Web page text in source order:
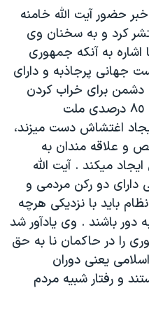
حضور آيت الله خامنه
کرد و به سخنان وی
اشاره به آنکه جمهوری
در سياست جهانی پرجاذبه و دارای
برای خراب کردن
پيروزی بزرگ سياسی و مشارکت ٨٥ درصدی ملت
اغتشاش دست ميزند،
و علاقه مندان به
ميکند . آيت الله
دو رکن مردمی و
بايد با نزديکی هرچه
دور باشند . وی يادآور شد
را در حاکمان نا به حق
يعنی دوران
و رفتار شبيه مردم